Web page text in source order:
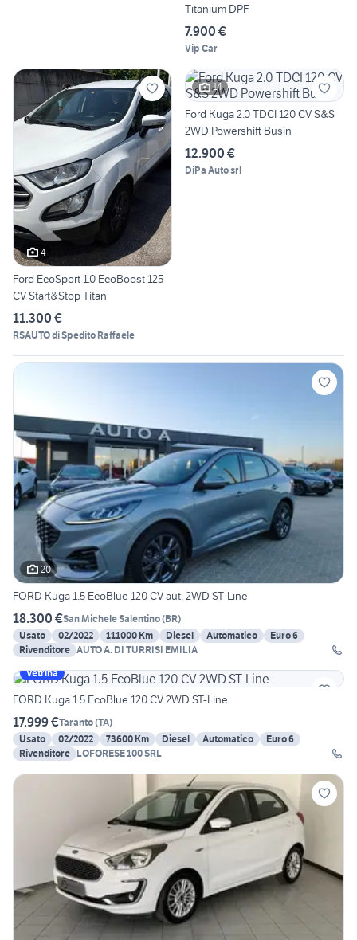
Titanium DPF
7.900 €
Vip Car
4
Ford EcoSport 1.0 EcoBoost 125
CV Start&Stop Titan
11.300 €
RSAUTO di Spedito Raffaele
14
Ford Kuga 2.0 TDCI 120 CV S&S
2WD Powershift Busin
12.900 €
DiPa Auto srl
20
FORD Kuga 1.5 EcoBlue 120 CV aut. 2WD ST-Line
18.300 €San Michele Salentino(BR)
Usato
02/2022 111000 Km Diesel Automatico
Euro 6
Rivenditore AUTO A. DI TURRISI EMILIA
Vetrina
FORD Kuga 1.5 EcoBlue 120 CV 2WD ST-Line
17.999 €Taranto(TA)
Usato
02/2022 73600 Km Diesel Automatico
Euro 6
Rivenditore LOFORESE 100 SRL